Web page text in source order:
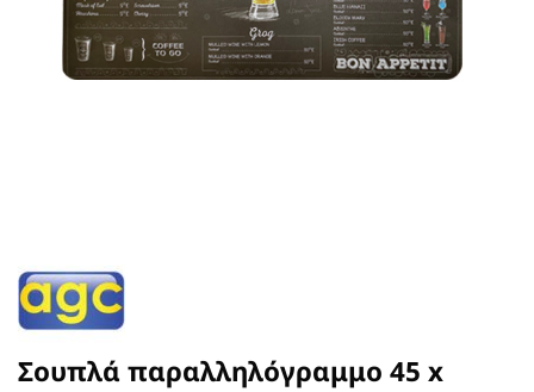
Σουπλά παραλληλόγραμμο 45 x